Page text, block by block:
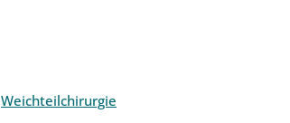
Weichteilchirurgie